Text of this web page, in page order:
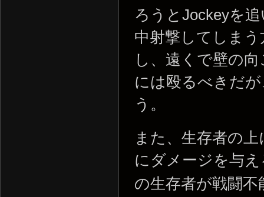
ろうとJockeyを
中射撃してしま
し、遠くで壁の
には殴るべきだ
う。
また、生存者の
にダメージを与
の生存者が戦闘